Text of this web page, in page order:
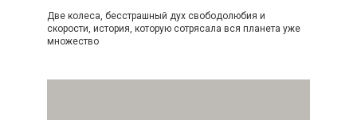
Две колеса, бесстрашный дух свободолюбия и
скорости, история, которую сотрясала вся планета уже
множество